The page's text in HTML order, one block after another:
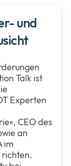
und
Talk ist
Experten
CEO des
an
im
richten.